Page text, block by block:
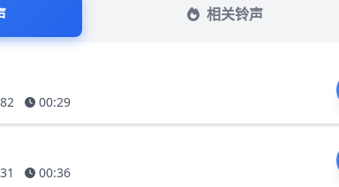
相关铃声
82 00:29
31 00:36